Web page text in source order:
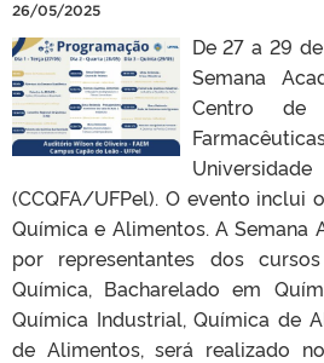
26/05/2025
De 27 a 29
Semana
Centro de
(CCQFA/UFPel). O evento inclui
Química e Alimentos. A Semana
por representantes dos
Química, Bacharelado em
Química Industrial, Química de
de Alimentos, será realizado